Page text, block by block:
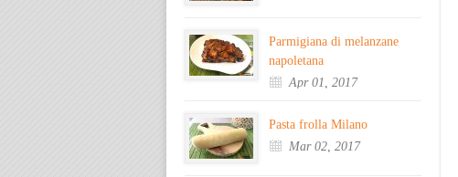
Parmigiana di melanzane
napoletana
Apr 01, 2017
Pasta frolla Milano
Mar 02, 2017